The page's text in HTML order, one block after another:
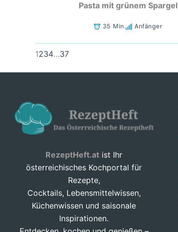
Pasta mit grünem Spargel
35 Min. Anfänger
1234…37
RezeptHeft.at ist Ihr
österreichisches Kochportal für
Rezepte,
Cocktails, Lebensmittelwissen,
Küchenwissen und saisonale
Inspirationen.